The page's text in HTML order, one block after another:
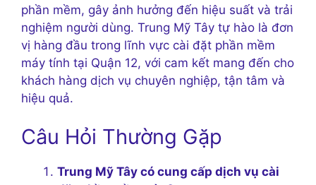
phần mềm, gây ảnh hưởng đến hiệu suất và trải
nghiệm người dùng. Trung Mỹ Tây tự hào là đơn
vị hàng đầu trong lĩnh vực cài đặt phần mềm
máy tính tại Quận 12, với cam kết mang đến cho
khách hàng dịch vụ chuyên nghiệp, tận tâm và
hiệu quả.
Câu Hỏi Thường Gặp
Trung Mỹ Tây có cung cấp dịch vụ cài